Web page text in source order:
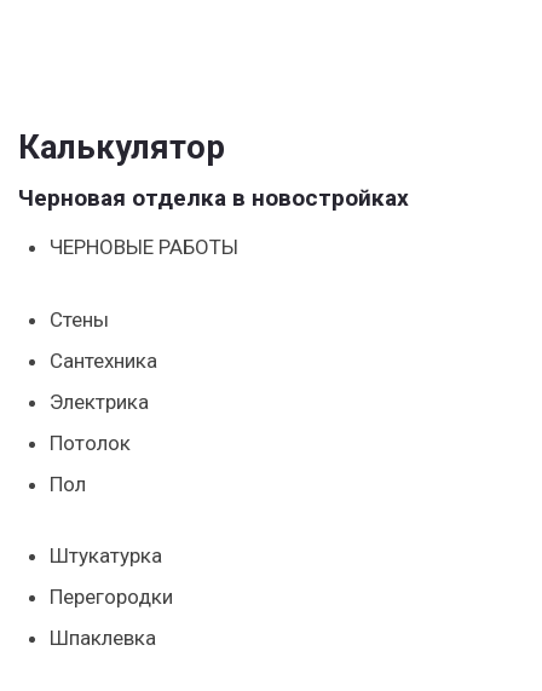
Калькулятор
Черновая отделка в новостройках
ЧЕРНОВЫЕ РАБОТЫ
Стены
Сантехника
Электрика
Потолок
Пол
Штукатурка
Перегородки
Шпаклевка